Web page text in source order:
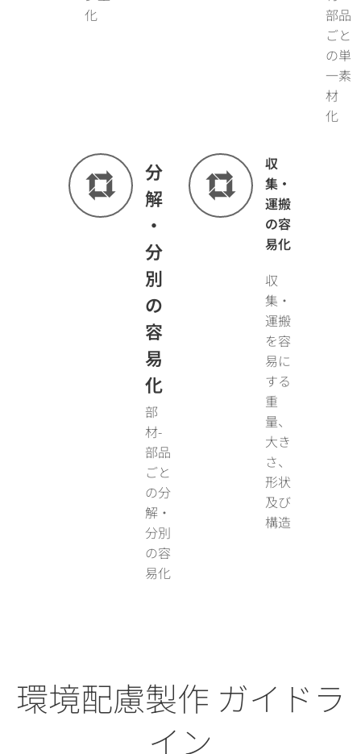
化
部品
ごと
の単
一素
材
化
分
解
・
分
別
の
容
易
化
部
材-
部品
ごと
の分
解・
分別
の容
易化
収
集・
運搬
の容
易化
収
集・
運搬
を容
易に
する
重
量、
大き
さ、
形状
及び
構造
環境配慮製作 ガイドラ
イン